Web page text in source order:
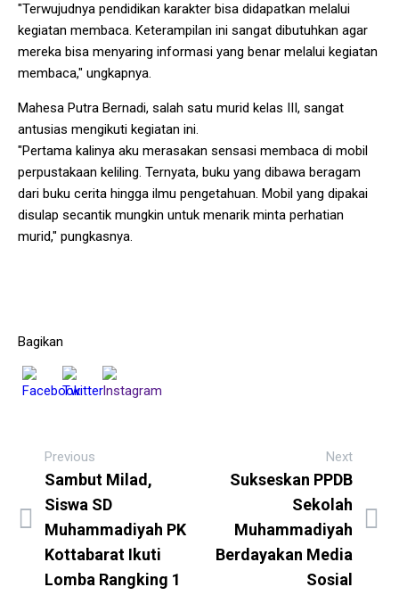
"Terwujudnya pendidikan karakter bisa didapatkan melalui
kegiatan membaca. Keterampilan ini sangat dibutuhkan agar
mereka bisa menyaring informasi yang benar melalui kegiatan
membaca," ungkapnya.
Mahesa Putra Bernadi, salah satu murid kelas III, sangat
antusias mengikuti kegiatan ini.
"Pertama kalinya aku merasakan sensasi membaca di mobil
perpustakaan keliling. Ternyata, buku yang dibawa beragam
dari buku cerita hingga ilmu pengetahuan. Mobil yang dipakai
disulap secantik mungkin untuk menarik minta perhatian
murid," pungkasnya.
Bagikan
Previous
Sambut Milad,
Siswa SD
Muhammadiyah PK
Kottabarat Ikuti
Lomba Rangking 1
Next
Sukseskan PPDB
Sekolah
Muhammadiyah
Berdayakan Media
Sosial